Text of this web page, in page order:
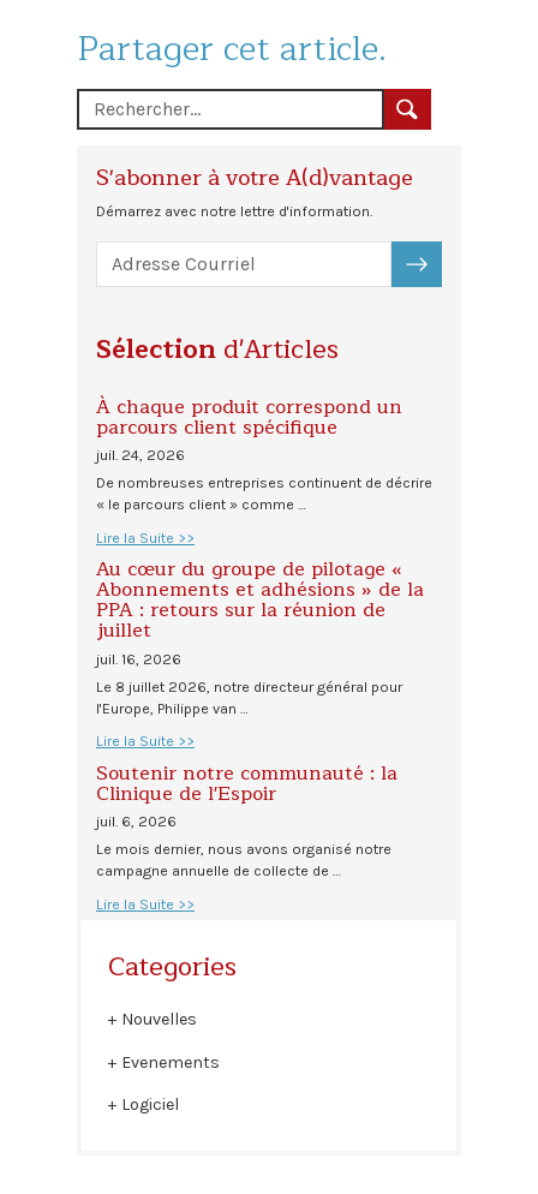
Partager cet article.
S'abonner à votre A(d)vantage
Démarrez avec notre lettre d'information.
S'ABONNER
Sélection d'Articles
À chaque produit correspond un
parcours client spécifique
juil. 24, 2026
De nombreuses entreprises continuent de décrire
« le parcours client » comme …
Lire la Suite >>
Au cœur du groupe de pilotage «
Abonnements et adhésions » de la
PPA : retours sur la réunion de
juillet
juil. 16, 2026
Le 8 juillet 2026, notre directeur général pour
l'Europe, Philippe van …
Lire la Suite >>
Soutenir notre communauté : la
Clinique de l'Espoir
juil. 6, 2026
Le mois dernier, nous avons organisé notre
campagne annuelle de collecte de …
Lire la Suite >>
Categories
Nouvelles
Evenements
Logiciel